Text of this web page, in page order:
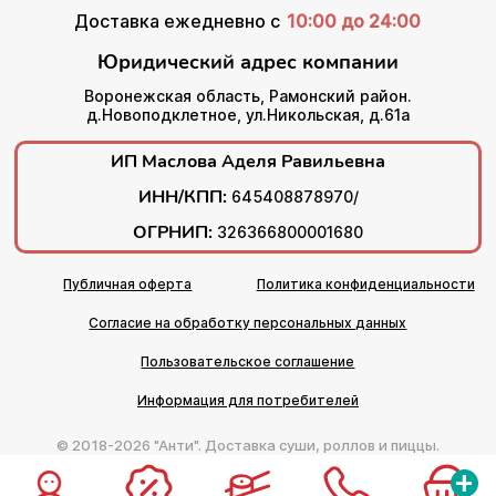
+
Доставка ежедневно с 10:00 до 24:00
Юридический адрес компании
Воронежская область, Рамонский район.
д.Новоподклетное, ул.Никольская, д.61а
ИП Маслова Аделя Равильевна
ИНН/КПП: 645408878970/
ОГРНИП: 326366800001680
Публичная оферта Политика конфиденциальности
Согласие на обработку персональных данных
Пользовательское соглашение
Информация для потребителей
© 2018-2026 "Анти". Доставка суши, роллов и пиццы.